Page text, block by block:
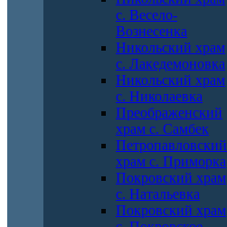
с. Весело-
Вознесенка
Никольский храм
с. Лакедемоновка
Никольский храм
с. Николаевка
Преображенский
храм с. Самбек
Петропавловский
храм с. Приморка
Покровский храм
с. Натальевка
Покровский храм